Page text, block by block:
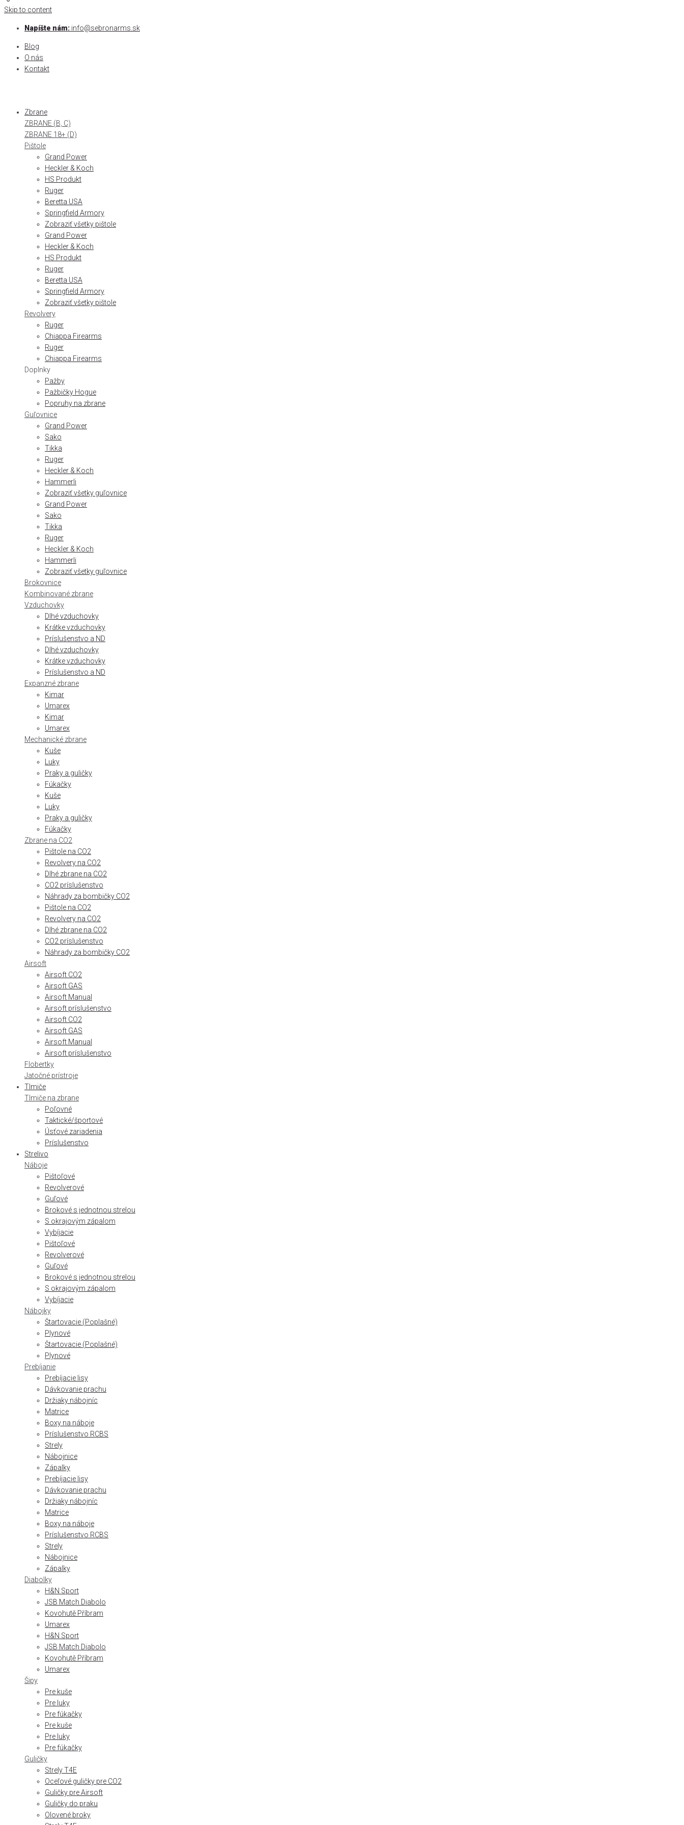
Skip to content
Napíšte nám: info@sebronarms.sk
Blog
O nás
Kontakt
Zbrane
ZBRANE (B, C)
ZBRANE 18+ (D)
Pištole
Grand Power
Heckler & Koch
HS Produkt
Ruger
Beretta USA
Springfield Armory
Zobraziť všetky pištole
Grand Power
Heckler & Koch
HS Produkt
Ruger
Beretta USA
Springfield Armory
Zobraziť všetky pištole
Revolvery
Ruger
Chiappa Firearms
Ruger
Chiappa Firearms
Doplnky
Pažby
Pažbičky Hogue
Popruhy na zbrane
Guľovnice
Grand Power
Sako
Tikka
Ruger
Heckler & Koch
Hammerli
Zobraziť všetky guľovnice
Grand Power
Sako
Tikka
Ruger
Heckler & Koch
Hammerli
Zobraziť všetky guľovnice
Brokovnice
Kombinované zbrane
Vzduchovky
Dlhé vzduchovky
Krátke vzduchovky
Príslušenstvo a ND
Dlhé vzduchovky
Krátke vzduchovky
Príslušenstvo a ND
Expanzné zbrane
Kimar
Umarex
Kimar
Umarex
Mechanické zbrane
Kuše
Luky
Praky a guličky
Fúkačky
Kuše
Luky
Praky a guličky
Fúkačky
Zbrane na CO2
Pištole na CO2
Revolvery na CO2
Dlhé zbrane na CO2
CO2 príslušenstvo
Náhrady za bombičky CO2
Pištole na CO2
Revolvery na CO2
Dlhé zbrane na CO2
CO2 príslušenstvo
Náhrady za bombičky CO2
Airsoft
Airsoft CO2
Airsoft GAS
Airsoft Manual
Airsoft príslušenstvo
Airsoft CO2
Airsoft GAS
Airsoft Manual
Airsoft príslušenstvo
Flobertky
Jatočné prístroje
Tlmiče
Tlmiče na zbrane
Poľovné
Taktické/športové
Úsťové zariadenia
Príslušenstvo
Strelivo
Náboje
Pištoľové
Revolverové
Guľové
Brokové s jednotnou strelou
S okrajovým zápalom
Vybíjacie
Pištoľové
Revolverové
Guľové
Brokové s jednotnou strelou
S okrajovým zápalom
Vybíjacie
Nábojky
Štartovacie (Poplašné)
Plynové
Štartovacie (Poplašné)
Plynové
Prebíjanie
Prebíjacie lisy
Dávkovanie prachu
Držiaky nábojníc
Matrice
Boxy na náboje
Príslušenstvo RCBS
Strely
Nábojnice
Zápalky
Prebíjacie lisy
Dávkovanie prachu
Držiaky nábojníc
Matrice
Boxy na náboje
Príslušenstvo RCBS
Strely
Nábojnice
Zápalky
Diabolky
H&N Sport
JSB Match Diabolo
Kovohutě Příbram
Umarex
H&N Sport
JSB Match Diabolo
Kovohutě Příbram
Umarex
Šipy
Pre kuše
Pre luky
Pre fúkačky
Pre kuše
Pre luky
Pre fúkačky
Guličky
Strely T4E
Oceľové guličky pre CO2
Guličky pre Airsoft
Guličky do praku
Olovené broky